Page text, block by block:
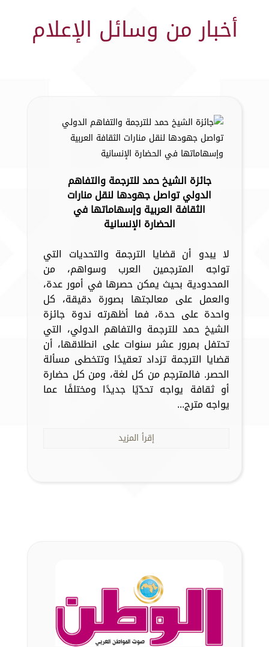
أخبار من وسائل الإعلام
جائزة الشيخ حمد للترجمة والتفاهم
الدولي تواصل جهودها لنقل منارات
الثقافة العربية وإسهاماتها في
الحضارة الإنسانية
لا يبدو أن قضايا الترجمة والتحديات التي
تواجه المترجمين العرب وسواهم، من
المحدودية بحيث يمكن حصرها في أمور عدة،
والعمل على معالجتها بصورة دقيقة، كل
واحدة على حدة، فما أظهرته ندوة جائزة
الشيخ حمد للترجمة والتفاهم الدولي، التي
تحتفل بمرور عشر سنوات على انطلاقها، أن
قضايا الترجمة تزداد تعقيدًا وتتخطى مسألة
الحصر. فالمترجم من كل لغة، ومن كل حضارة
أو ثقافة يواجه تحدّيًا جديدًا ومختلفًا عما
يواجه مترج...
إقرأ المزيد